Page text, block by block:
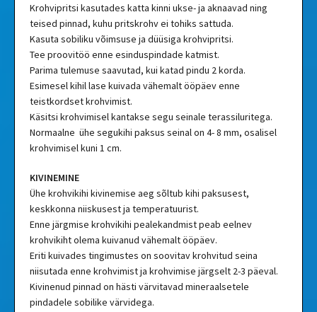
Krohvipritsi kasutades katta kinni ukse- ja aknaavad ning
teised pinnad, kuhu pritskrohv ei tohiks sattuda.
Kasuta sobiliku võimsuse ja düüsiga krohvipritsi.
Tee proovitöö enne esinduspindade katmist.
Parima tulemuse saavutad, kui katad pindu 2 korda.
Esimesel kihil lase kuivada vähemalt ööpäev enne
teistkordset krohvimist.
Käsitsi krohvimisel kantakse segu seinale terassiluritega.
Normaalne ühe segukihi paksus seinal on 4- 8 mm, osalisel
krohvimisel kuni 1 cm.
KIVINEMINE
Ühe krohvikihi kivinemise aeg sõltub kihi paksusest,
keskkonna niiskusest ja temperatuurist.
Enne järgmise krohvikihi pealekandmist peab eelnev
krohvikiht olema kuivanud vähemalt ööpäev.
Eriti kuivades tingimustes on soovitav krohvitud seina
niisutada enne krohvimist ja krohvimise järgselt 2-3 päeval.
Kivinenud pinnad on hästi värvitavad mineraalsetele
pindadele sobilike värvidega.